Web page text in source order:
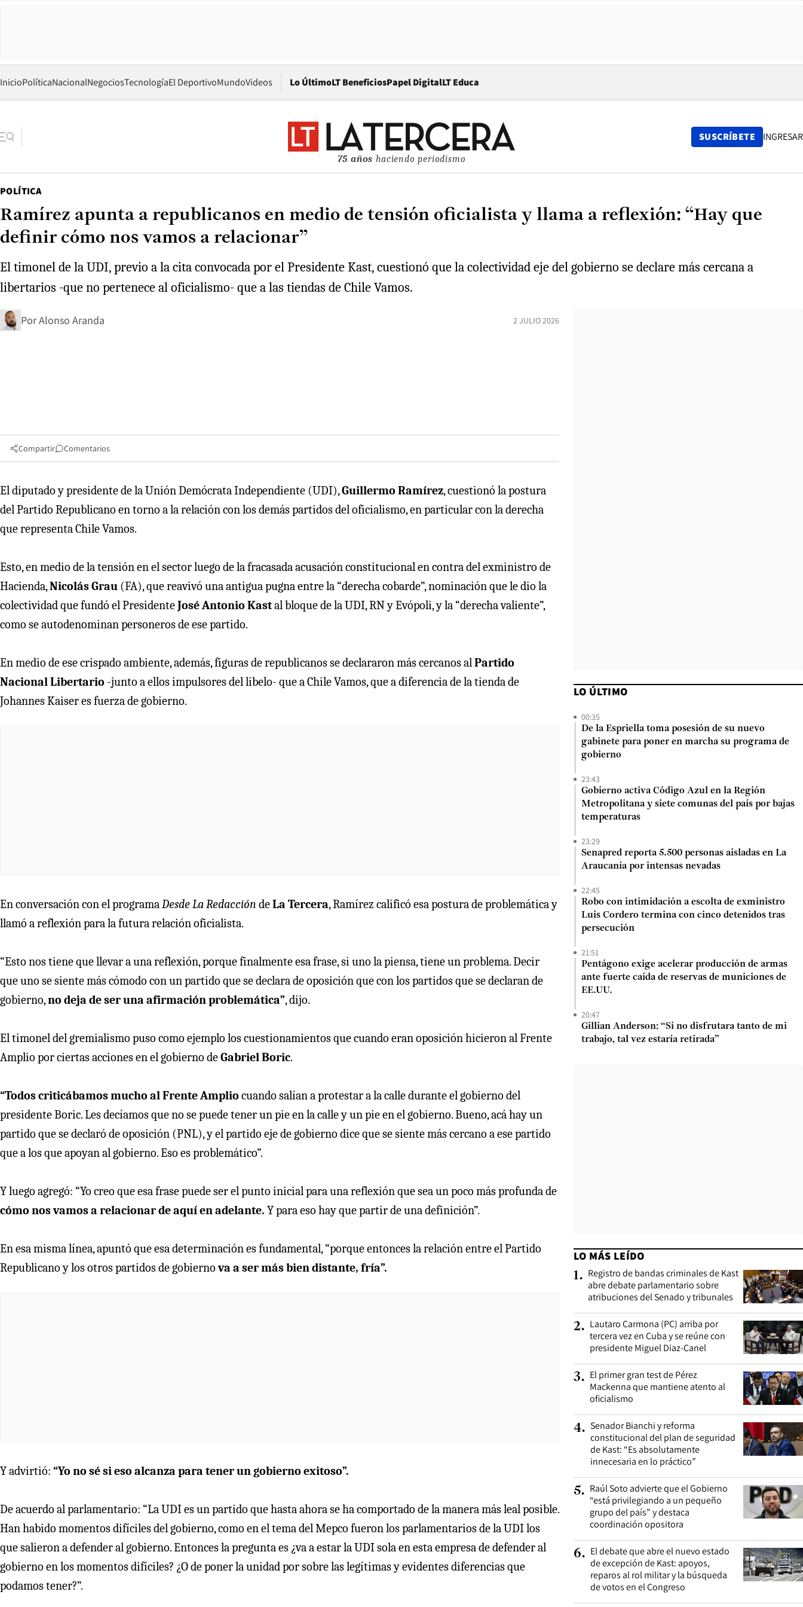
InicioPolíticaNacionalNegociosTecnologíaEl DeportivoMundoVideos Lo ÚltimoLT BeneficiosPapel DigitalOpens in new window
LT Educa
75 años haciendo periodismo
SUSCRÍBETE INGRESAR
POLÍTICA
Ramírez apunta a republicanos en medio de tensión oficialista y llama a reflexión: “Hay que
definir cómo nos vamos a relacionar”
El timonel de la UDI, previo a la cita convocada por el Presidente Kast, cuestionó que la colectividad eje del gobierno se declare más cercana a
libertarios -que no pertenece al oficialismo- que a las tiendas de Chile Vamos.
PorAlonso Aranda 2 JULIO 2026
Compartir Comentarios
El diputado y presidente de la Unión Demócrata Independiente (UDI),Guillermo Ramírez, cuestionó la postura
del Partido Republicano en torno a la relación con los demás partidos del oficialismo, en particular con la derecha
que representa Chile Vamos.
Esto, en medio de la tensión en el sector luego de la fracasada acusación constitucional en contra del exministro de
Hacienda,Nicolás Grau (FA), que reavivó una antigua pugna entre la “derecha cobarde”, nominación que le dio la
colectividad que fundó el PresidenteJosé Antonio Kastal bloque de la UDI, RN y Evópoli, y la “derecha valiente”,
como se autodenominan personeros de ese partido.
En medio de ese crispado ambiente, además, figuras de republicanos se declararon más cercanos alPartido
Nacional Libertario -junto a ellos impulsores del libelo- que a Chile Vamos, que a diferencia de la tienda de
Johannes Kaiser es fuerza de gobierno.
En conversación con el programaDesde La Redacción deLa Tercera, Ramírez calificó esa postura de problemática y
llamó a reflexión para la futura relación oficialista.
“Esto nos tiene que llevar a una reflexión, porque finalmente esa frase, si uno la piensa, tiene un problema. Decir
que uno se siente más cómodo con un partido que se declara de oposición que con los partidos que se declaran de
gobierno,no deja de ser una afirmación problemática”, dijo.
El timonel del gremialismo puso como ejemplo los cuestionamientos que cuando eran oposición hicieron al Frente
Amplio por ciertas acciones en el gobierno deGabriel Boric.
“Todos criticábamos mucho al Frente Amplio cuando salían a protestar a la calle durante el gobierno del
presidente Boric. Les decíamos que no se puede tener un pie en la calle y un pie en el gobierno. Bueno, acá hay un
partido que se declaró de oposición (PNL), y el partido eje de gobierno dice que se siente más cercano a ese partido
que a los que apoyan al gobierno. Eso es problemático”.
Y luego agregó: “Yo creo que esa frase puede ser el punto inicial para una reflexión que sea un poco más profunda de
cómo nos vamos a relacionar de aquí en adelante. Y para eso hay que partir de una definición”.
En esa misma línea, apuntó que esa determinación es fundamental, “porque entonces la relación entre el Partido
Republicano y los otros partidos de gobiernova a ser más bien distante, fría”.
Y advirtió: “Yo no sé si eso alcanza para tener un gobierno exitoso”.
De acuerdo al parlamentario: “La UDI es un partido que hasta ahora se ha comportado de la manera más leal posible.
Han habido momentos difíciles del gobierno, como en el tema del Mepco fueron los parlamentarios de la UDI los
que salieron a defender al gobierno. Entonces la pregunta es ¿va a estar la UDI sola en esta empresa de defender al
gobierno en los momentos difíciles? ¿O de poner la unidad por sobre las legítimas y evidentes diferencias que
podamos tener?”.
LO ÚLTIMO
00:35
De la Espriella toma posesión de su nuevo
gabinete para poner en marcha su programa de
gobierno
23:43
Gobierno activa Código Azul en la Región
Metropolitana y siete comunas del país por bajas
temperaturas
23:29
Senapred reporta 5.500 personas aisladas en La
Araucanía por intensas nevadas
22:45
Robo con intimidación a escolta de exministro
Luis Cordero termina con cinco detenidos tras
persecución
21:51
Pentágono exige acelerar producción de armas
ante fuerte caída de reservas de municiones de
EE.UU.
20:47
Gillian Anderson: “Si no disfrutara tanto de mi
trabajo, tal vez estaría retirada”
LO MÁS LEÍDO
1. Registro de bandas criminales de Kast
abre debate parlamentario sobre
atribuciones del Senado y tribunales
2. Lautaro Carmona (PC) arriba por
tercera vez en Cuba y se reúne con
presidente Miguel Diaz-Canel
3. El primer gran test de Pérez
Mackenna que mantiene atento al
oficialismo
4. Senador Bianchi y reforma
constitucional del plan de seguridad
de Kast: “Es absolutamente
innecesaria en lo práctico”
5. Raúl Soto advierte que el Gobierno
“está privilegiando a un pequeño
grupo del país” y destaca
coordinación opositora
6. El debate que abre el nuevo estado
de excepción de Kast: apoyos,
reparos al rol militar y la búsqueda
de votos en el Congreso